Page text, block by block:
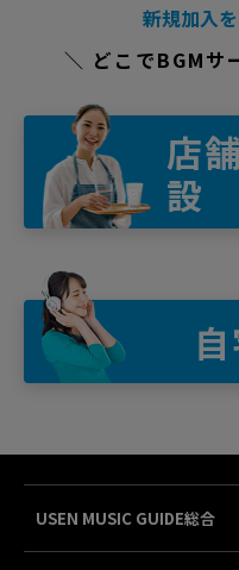
新規加入
＼ どこでBGMサ
店
設
USEN MUSIC GUIDE総合